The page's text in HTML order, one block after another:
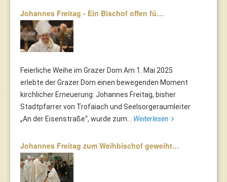
Johannes Freitag - Ein Bischof offen fü…
Feierliche Weihe im Grazer Dom Am 1. Mai 2025
erlebte der Grazer Dom einen bewegenden Moment
kirchlicher Erneuerung: Johannes Freitag, bisher
Stadtpfarrer von Trofaiach und Seelsorgeraumleiter
„An der Eisenstraße“, wurde zum... Weiterlesen
Johannes Freitag zum Weihbischof geweiht…